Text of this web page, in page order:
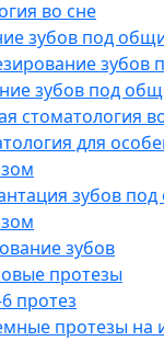
во сне
зубов под
зубов
зубов под
стоматология
для
зубов
зубов
протезы
протез
протезы на